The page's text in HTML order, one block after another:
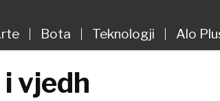
Bota Teknologji Alo
vjedh